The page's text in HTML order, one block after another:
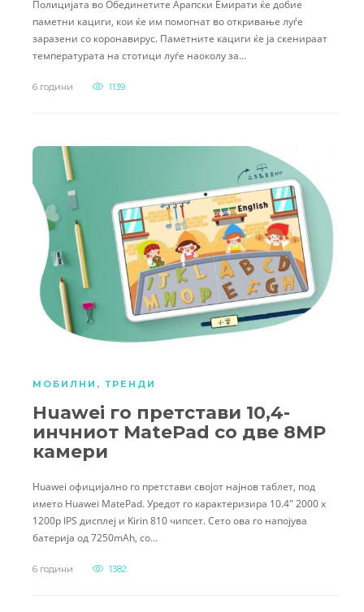
Полицијата во Обединетите Арапски Емирати ќе добие
паметни кациги, кои ќе им помогнат во откривање луѓе
заразени со коронавирус. Паметните кациги ќе ја скенираат
температурата на стотици луѓе наоколу за…
6 години 1139
МОБИЛНИ , ТРЕНДИ
Huawei го претстави 10,4-
инчниот MatePad со две 8MP
камери
Huawei официјално го претстави својот најнов таблет, под
името Huawei MatePad. Уредот го карактеризира 10.4″ 2000 x
1200p IPS дисплеј и Kirin 810 чипсет. Сето ова го напојува
батерија од 7250mAh, со…
6 години 1382